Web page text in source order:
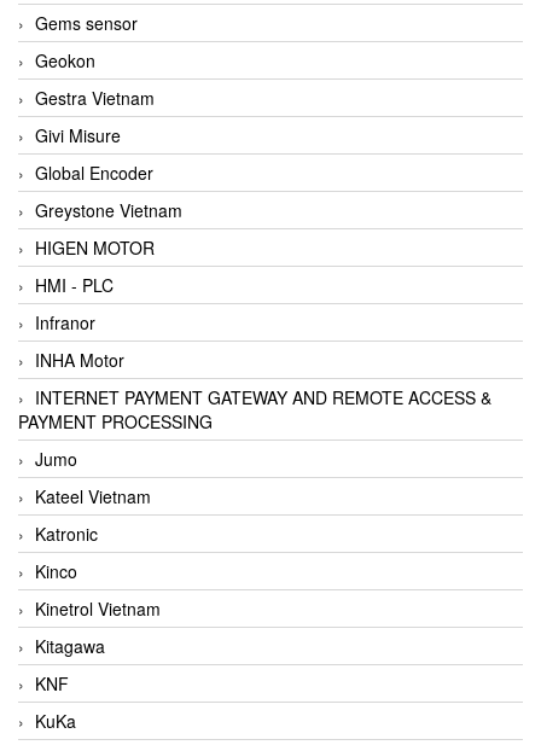
Gems sensor
Geokon
Gestra Vietnam
Givi Misure
Global Encoder
Greystone Vietnam
HIGEN MOTOR
HMI - PLC
Infranor
INHA Motor
INTERNET PAYMENT GATEWAY AND REMOTE ACCESS &
PAYMENT PROCESSING
Jumo
Kateel Vietnam
Katronic
Kinco
Kinetrol Vietnam
Kitagawa
KNF
KuKa